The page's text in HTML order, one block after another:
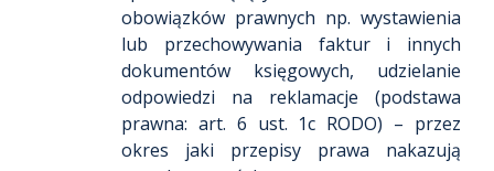
obowiązków prawnych np. wystawienia
lub przechowywania faktur i innych
dokumentów księgowych, udzielanie
odpowiedzi na reklamacje (podstawa
prawna: art. 6 ust. 1c RODO) – przez
okres jaki przepisy prawa nakazują